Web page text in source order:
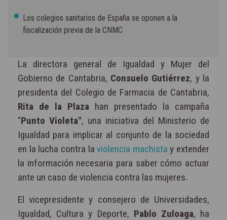
Los colegios sanitarios de España se oponen a la
fiscalización previa de la CNMC
La directora general de Igualdad y Mujer del
Gobierno de Cantabria, Consuelo Gutiérrez, y la
presidenta del Colegio de Farmacia de Cantabria,
Rita de la Plaza han presentado la campaña
"Punto Violeta", una iniciativa del Ministerio de
Igualdad para implicar al conjunto de la sociedad
en la lucha contra laviolencia machista y extender
la información necesaria para saber cómo actuar
ante un caso de violencia contra las mujeres.
El vicepresidente y consejero de Universidades,
Igualdad, Cultura y Deporte, Pablo Zuloaga, ha